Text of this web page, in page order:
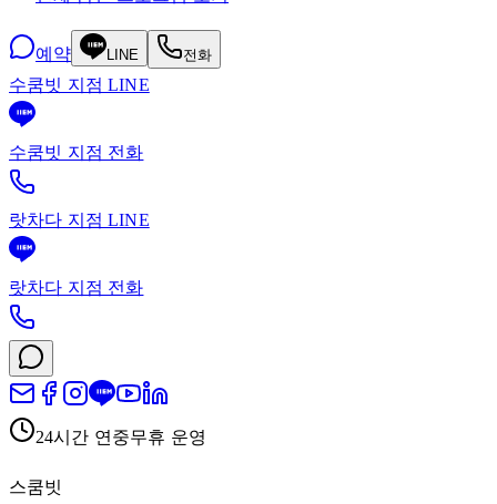
예약 LINE 전화
수쿰빗 지점 LINE
수쿰빗 지점 전화
랏차다 지점 LINE
랏차다 지점 전화
24시간 연중무휴 운영
스쿰빗